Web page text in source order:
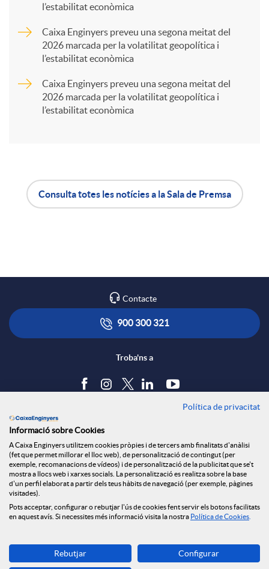
x
S
o
c
i
l’estabilitat econòmica
Caixa Enginyers preveu una segona meitat del
2026 marcada per la volatilitat geopolítica i
l’estabilitat econòmica
Caixa Enginyers preveu una segona meitat del
2026 marcada per la volatilitat geopolítica i
l’estabilitat econòmica
i
c
i
o
n
ó
a
l
a
d
Consulta totes les notícies a la Sala de Premsa
Contacte
900 300 321
Troba'ns a
Política de cookies
Avís legal
Seguretat Online
Canal denúncies
Descarrega-la ara
Banca MOBILE
Política de privacitat
Informació sobre Cookies
A Caixa Enginyers utilitzem cookies pròpies i de tercers amb finalitats d'anàlisi
(fet que permet millorar el lloc web), de personalització de contingut (per
exemple, recomanacions de vídeos) i de personalització de la publicitat que se't
mostra a llocs web i xarxes socials. La personalització es realitza sobre la base
d'un perfil elaborat a partir dels teus hàbits de navegació (per exemple, pàgines
visitades).
Pots acceptar, configurar o rebutjar l'ús de cookies fent servir els botons facilitats
en aquest avís. Si necessites més informació visita la nostra Política de Cookies
Rebutjar Configurar